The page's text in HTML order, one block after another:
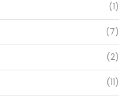
(1)
(7)
(2)
(11)